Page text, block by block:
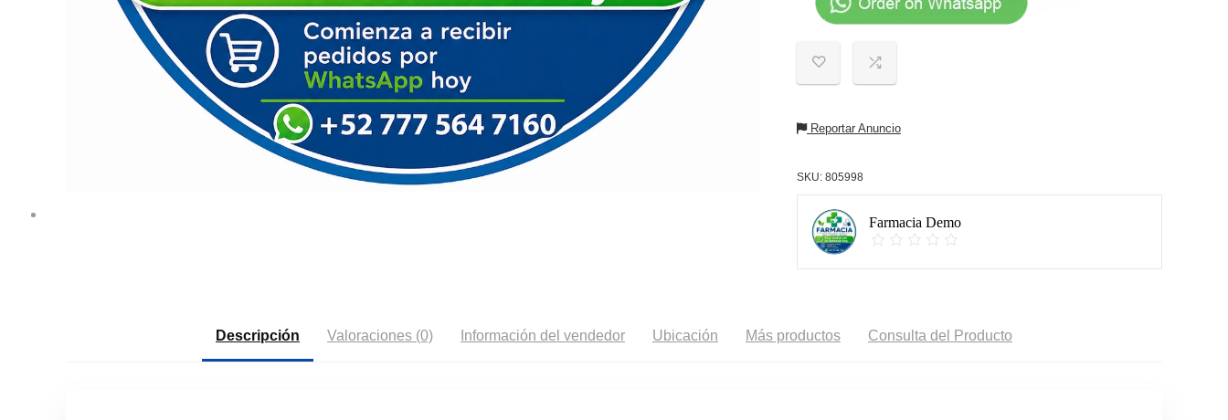
Reportar Anuncio
SKU: 805998
Farmacia Demo
Descripción Valoraciones (0) Información del vendedor Ubicación Más productos Consulta del Producto